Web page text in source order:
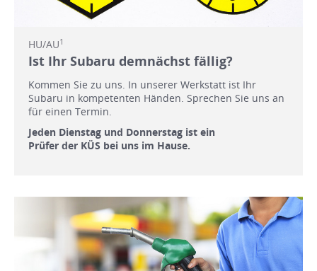
HU/AU1
Ist Ihr Subaru demnächst fällig?
Kommen Sie zu uns. In unserer Werkstatt ist Ihr
Subaru in kompetenten Händen. Sprechen Sie uns an
für einen Termin.
Jeden Dienstag und Donnerstag ist ein
Prüfer der KÜS bei uns im Hause.